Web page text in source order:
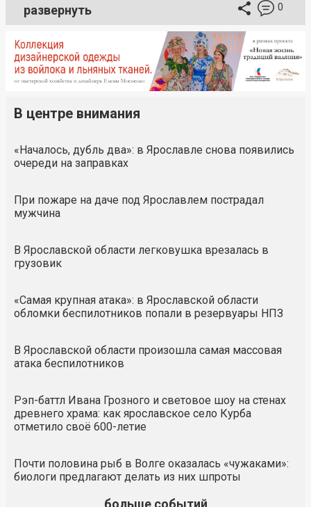
развернуть 0
В центре внимания
«Началось, дубль два»: в Ярославле снова появились
очереди на заправках
При пожаре на даче под Ярославлем пострадал
мужчина
В Ярославской области легковушка врезалась в
грузовик
«Самая крупная атака»: в Ярославской области
обломки беспилотников попали в резервуары НПЗ
В Ярославской области произошла самая массовая
атака беспилотников
Рэп-баттл Ивана Грозного и световое шоу на стенах
древнего храма: как ярославское село Курба
отметило своё 600-летие
Почти половина рыб в Волге оказалась «чужаками»:
биологи предлагают делать из них шпроты
больше событий